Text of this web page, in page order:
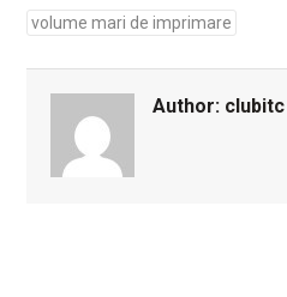
volume mari de imprimare
Author: clubitc